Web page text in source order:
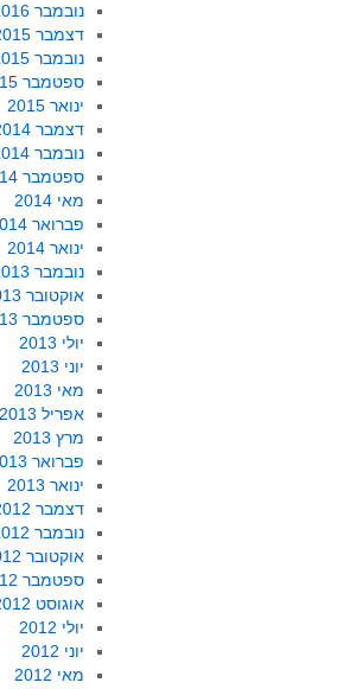
נובמבר 2016
דצמבר 2015
נובמבר 2015
ספטמבר 2015
ינואר 2015
דצמבר 2014
נובמבר 2014
ספטמבר 2014
מאי 2014
פברואר 2014
ינואר 2014
נובמבר 2013
אוקטובר 2013
ספטמבר 2013
יולי 2013
יוני 2013
מאי 2013
אפריל 2013
מרץ 2013
פברואר 2013
ינואר 2013
דצמבר 2012
נובמבר 2012
אוקטובר 2012
ספטמבר 2012
אוגוסט 2012
יולי 2012
יוני 2012
מאי 2012